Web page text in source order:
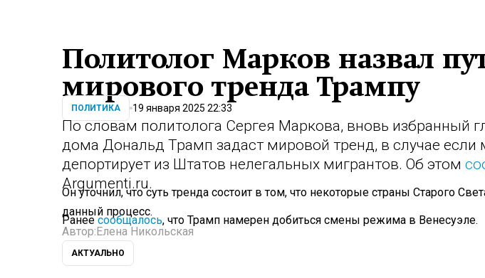
Политолог Марков назвал
мирового тренда Трампу
ПОЛИТИКА 19 января 2025 22:33
По словам политолога Сергея Маркова, вновь избранный
дома Дональд Трамп задаст мировой тренд, в случае если
депортирует из Штатов нелегальных мигрантов. Об этом
Argumenti.ru.
Он уточнил, что суть тренда состоит в том, что некоторые страны Старого
данный процесс.
Ранеесообщалось, что Трамп намерен добиться смены режима в Венесуэле.
Автор: Елена Никольская
АКТУАЛЬНО